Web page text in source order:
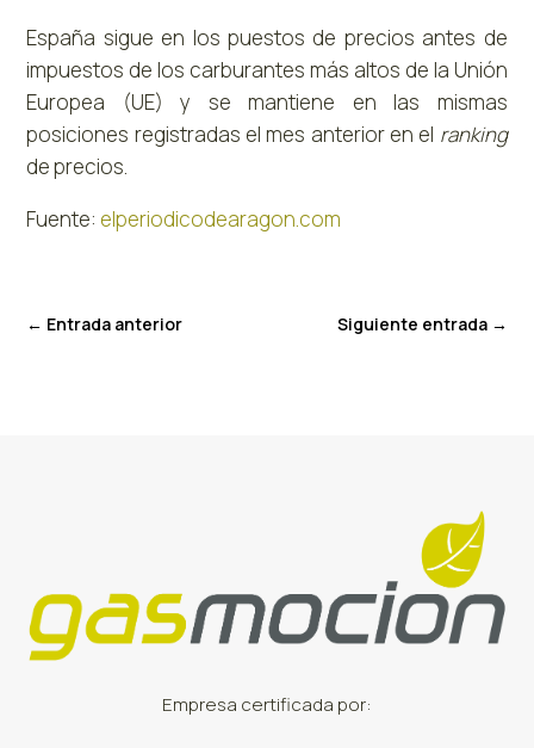
España sigue en los puestos de precios antes de
impuestos de los carburantes más altos de la Unión
Europea (UE) y se mantiene en las mismas
posiciones registradas el mes anterior en el ranking
de precios.
Fuente: elperiodicodearagon.com
← Entrada anterior Siguiente entrada→
Empresa certificada por: